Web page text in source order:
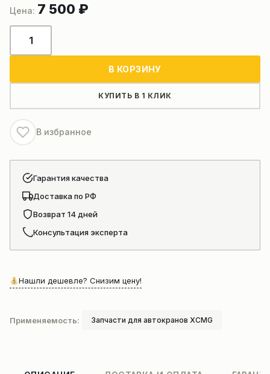
7 500 ₽
товара
левая
XCT25L5S
803504500
В КОРЗИНУ
КУПИТЬ В 1 КЛИК
В избранное
Гарантия качества
Доставка по РФ
Возврат 14 дней
Консультация эксперта
Нашли дешевле? Снизим цену!
Применяемость: Запчасти для автокранов XCMG